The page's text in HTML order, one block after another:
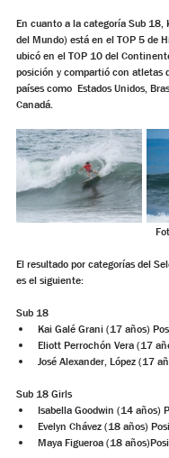
En cuanto a la categoría Sub 18,
del Mundo) está en el TOP 5 de
ubicó en el TOP 10 del
posición y compartió con atletas
países como  Estados Unidos,
Canadá.
El resultado por categorías del
es el siguiente:
Sub 18
Kai Galé Grani (17 años)
Eliott Perrochón Vera (17
José Alexander, López (17
Sub 18 Girls
Isabella Goodwin (14 años)
Evelyn Chávez (18 años)
Maya Figueroa (18